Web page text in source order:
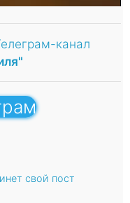
канал
свой пост